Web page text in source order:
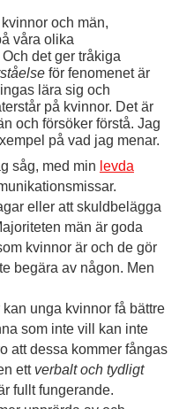
och män,
våra olika
det ger tråkiga
för fenomenet är
lära sig och
på kvinnor. Det är
och försöker förstå. Jag
på vad jag menar.
såg, med min levda
eller att skuldbelägga
män är goda
kvinnor är och de gör
begära av någon. Men
unga kvinnor få bättre
som inte vill kan inte
att dessa kommer fångas
ett verbalt och tydligt
fullt fungerande.